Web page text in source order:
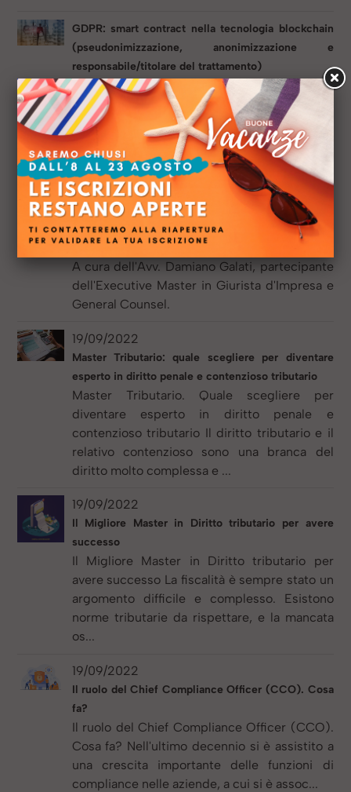
GDPR: smart contract nella tecnologia blockchain
(pseudonimizzazione, anonimizzazione e
responsabile/titolare del trattamento)
A cura dell'Avv. Giulia Furia, partecipante
dell'Executive Master in Giurista d'Impresa.
Il rapporto tra bilancio e NewCo
A cura della Dott.ssa Jasmin Valeria Di
Crescenzo partecipante dell'Executive
Master in Giurista d'Impresa.
La costituzione di parte civile nel procedimento a
carico dell’ente ex. D. Lgs. 231 del 2001
A cura dell'Avv. Damiano Galati, partecipante
dell'Executive Master in Giurista d'Impresa e
General Counsel.
19/09/2022
Master Tributario: quale scegliere per diventare
esperto in diritto penale e contenzioso tributario
Master Tributario. Quale scegliere per
diventare esperto in diritto penale e
contenzioso tributario Il diritto tributario e il
relativo contenzioso sono una branca del
diritto molto complessa e ...
19/09/2022
Il Migliore Master in Diritto tributario per avere
successo
Il Migliore Master in Diritto tributario per
avere successo La fiscalità è sempre stato un
argomento difficile e complesso. Esistono
norme tributarie da rispettare, e la mancata
os...
19/09/2022
Il ruolo del Chief Compliance Officer (CCO). Cosa
fa?
Il ruolo del Chief Compliance Officer (CCO).
Cosa fa? Nell'ultimo decennio si è assistito a
una crescita importante delle funzioni di
compliance nelle aziende, a cui si è assoc...